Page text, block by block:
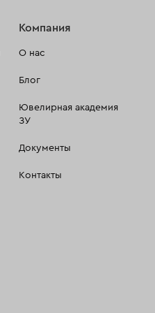
Компания
О нас
Блог
Ювелирная академия
ЗУ
Документы
Контакты